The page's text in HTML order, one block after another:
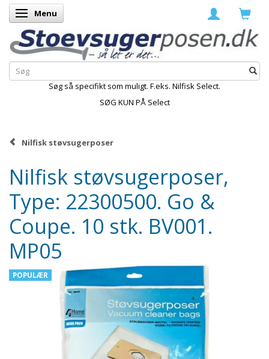
Skifte navigation
Menu
Søg så specifikt som muligt. F.eks. Nilfisk Select.
SØG KUN PÅ Select
Nilfisk støvsugerposer
Nilfisk støvsugerposer,
Type: 22300500. Go &
Coupe. 10 stk. BV001.
MP05
POPULÆR